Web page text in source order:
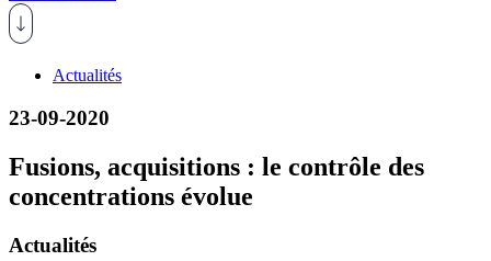
Actualités
23-09-2020
Fusions, acquisitions : le contrôle des
concentrations évolue
Actualités